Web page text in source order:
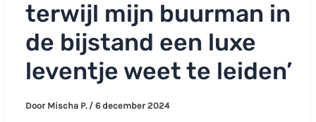
terwijl mijn buurman in
de bijstand een luxe
leventje weet te leiden’
Door Mischa P. / 6 december 2024